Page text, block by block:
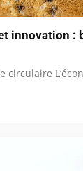
innovation :
circulaire